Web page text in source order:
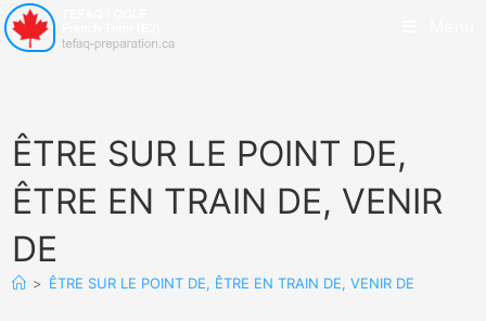
ÊTRE SUR LE POINT DE,
ÊTRE EN TRAIN DE, VENIR
DE
> ÊTRE SUR LE POINT DE, ÊTRE EN TRAIN DE, VENIR DE